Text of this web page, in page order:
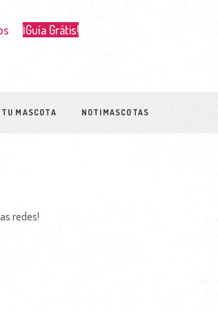
¡Guía Grátis!
MASCOTA NOTIMASCOTAS
redes!